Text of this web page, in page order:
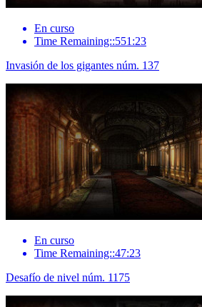
En curso
Time Remaining::551:23
Invasión de los gigantes núm. 137
En curso
Time Remaining::47:23
Desafío de nivel núm. 1175